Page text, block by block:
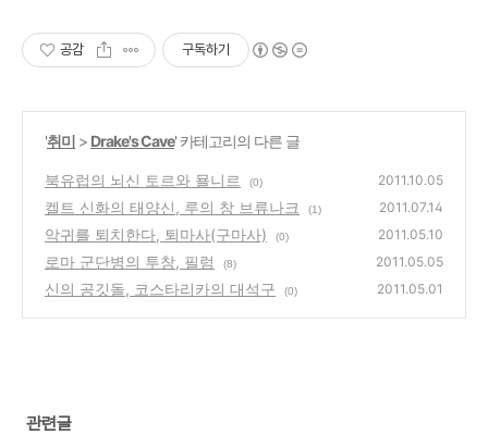
공감 구독하기
'취미 > Drake's Cave' 카테고리의 다른 글
북유럽의 뇌신 토르와 묠니르 (0) 2011.10.05
켈트 신화의 태양신, 루의 창 브류나크 (1) 2011.07.14
악귀를 퇴치한다, 퇴마사(구마사) (0) 2011.05.10
로마 군단병의 투창, 필럼 (8) 2011.05.05
신의 공깃돌, 코스타리카의 대석구 (0) 2011.05.01
관련글